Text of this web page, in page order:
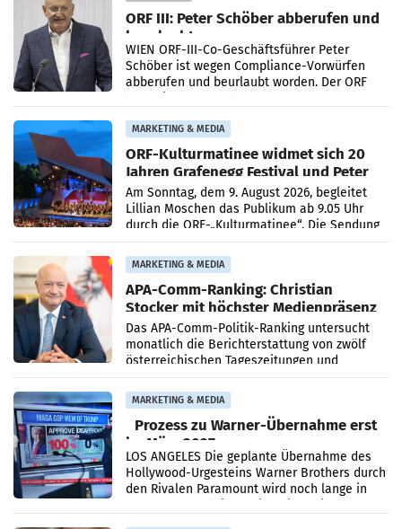
ORF III: Peter Schöber abberufen und
beurlaubt
WIEN ORF-III-Co-Geschäftsführer Peter
Schöber ist wegen Compliance-Vorwürfen
abberufen und beurlaubt worden. Der ORF
MARKETING & MEDIA
ORF-Kulturmatinee widmet sich 20
Jahren Grafenegg Festival und Peter
Simonischek
Am Sonntag, dem 9. August 2026, begleitet
Lillian Moschen das Publikum ab 9.05 Uhr
durch die ORF-„Kulturmatinee“. Die Sendung
startet mit der Dokumentation „20 Jahre
Grafenegg
MARKETING & MEDIA
APA-Comm-Ranking: Christian
Stocker mit höchster Medienpräsenz
im Juli
Das APA-Comm-Politik-Ranking untersucht
monatlich die Berichterstattung von zwölf
österreichischen Tageszeitungen und
analysiert, welche Politikerinnen und
Politiker Österreichs die
MARKETING & MEDIA
Prozess zu Warner-Übernahme erst
im März 2027
LOS ANGELES Die geplante Übernahme des
Hollywood-Urgesteins Warner Brothers durch
den Rivalen Paramount wird noch lange in